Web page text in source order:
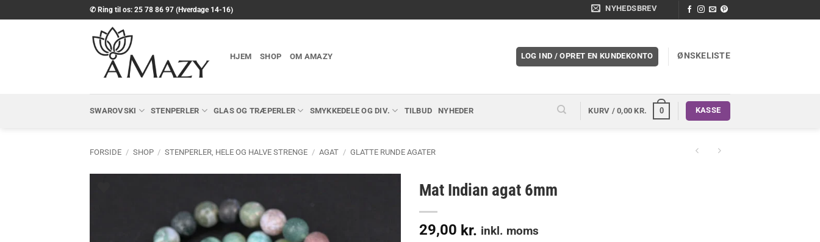
til
✆ Ring til os: 25 78 86 97 (Hverdage 14-16) NYHEDSBREV
HJEM SHOP OM AMAZY LOG IND / OPRET EN KUNDEKONTO ØNSKELISTE
SWAROVSKI STENPERLER GLAS OG TRÆPERLER SMYKKEDELE OG DIV. TILBUD NYHEDER KURV /0,00KR. 0 KASSE
FORSIDE / SHOP / STENPERLER, HELE OG HALVE STRENGE / AGAT / GLATTE RUNDE AGATER
Mat Indian agat 6mm
29,00 kr. inkl. moms